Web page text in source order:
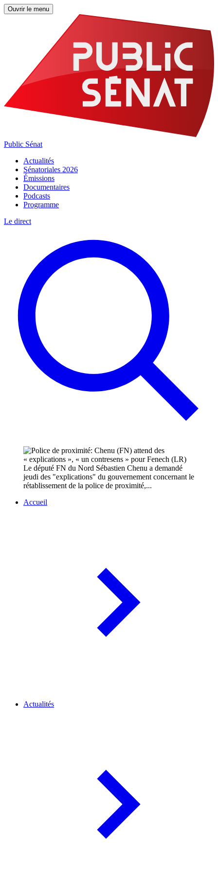
Ouvrir le menu
Public Sénat
Actualités
Sénatoriales 2026
Émissions
Documentaires
Podcasts
Programme
Le direct
Le député FN du Nord Sébastien Chenu a demandé
jeudi des "explications" du gouvernement concernant le
rétablissement de la police de proximité,...
Accueil
Actualités